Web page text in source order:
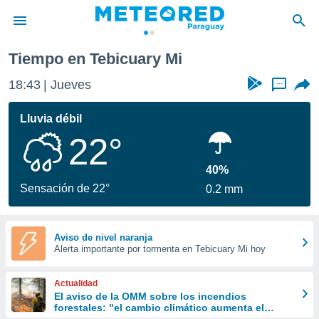
de
ha
para
que se
calidad.
a este
las
y
forma
digital
basada
Tiempo en Tebicuary Mi
18:43 Jueves ...
Lluvia débil
22°
Sensación de 22°
40%
0.2 mm
Aviso de nivel naranja
Alerta importante por tormenta en Tebicuary Mi hoy
Actualidad
El aviso de la OMM sobre los incendios
forestales: "el cambio climático aumenta el